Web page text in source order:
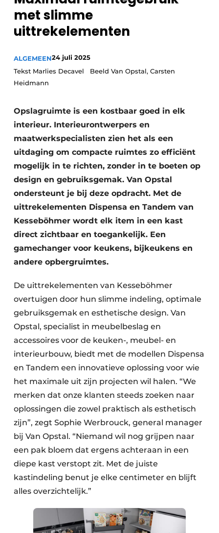
Privacy / Cookie statement
Vacature aanmelden
Video’s
met slimme
uittrekelementen
ALGEMEEN24 juli 2025
Tekst Marlies Decavel Beeld Van Opstal, Carsten
Heidmann
Opslagruimte is een kostbaar goed in elk
interieur. Interieurontwerpers en
maatwerkspecialisten zien het als een
uitdaging om compacte ruimtes zo efficiënt
mogelijk in te richten, zonder in te boeten op
design en gebruiksgemak. Van Opstal
ondersteunt je bij deze opdracht. Met de
uittrekelementen Dispensa en Tandem van
Kesseböhmer wordt elk item in een kast
direct zichtbaar en toegankelijk. Een
gamechanger voor keukens, bijkeukens en
andere opbergruimtes.
De uittrekelementen van Kesseböhmer
overtuigen door hun slimme indeling, optimale
gebruiksgemak en esthetische design. Van
Opstal, specialist in meubelbeslag en
accessoires voor de keuken-, meubel- en
interieurbouw, biedt met de modellen Dispensa
en Tandem een innovatieve oplossing voor wie
het maximale uit zijn projecten wil halen. “We
merken dat onze klanten steeds zoeken naar
oplossingen die zowel praktisch als esthetisch
zijn”, zegt Sophie Werbrouck, general manager
bij Van Opstal. “Niemand wil nog grijpen naar
een pak bloem dat ergens achteraan in een
diepe kast verstopt zit. Met de juiste
kastindeling benut je elke centimeter en blijft
alles overzichtelijk.”